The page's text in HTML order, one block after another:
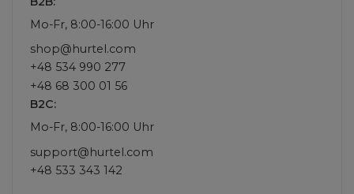
Mo-Fr, 8:00-16:00 Uhr
shop@hurtel.com
+48 534 990 277
+48 68 300 01 56
B2C:
Mo-Fr, 8:00-16:00 Uhr
support@hurtel.com
+48 533 343 142